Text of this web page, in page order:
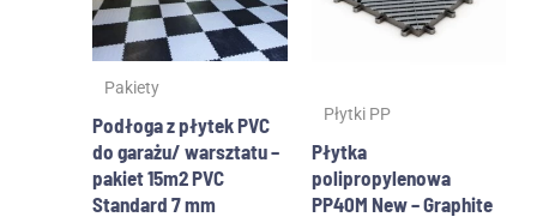
Pakiety
Podłoga z płytek PVC
do garażu/ warsztatu –
pakiet 15m2 PVC
Standard 7 mm
Płytki PP
Płytka
polipropylenowa
PP40M New – Graphite